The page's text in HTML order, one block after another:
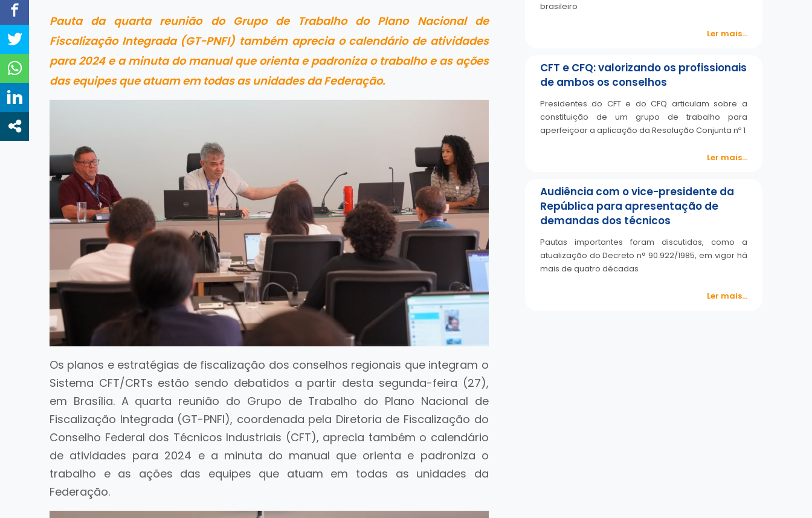
Pauta da quarta reunião do Grupo de Trabalho do Plano Nacional de
Fiscalização Integrada (GT-PNFI) também aprecia o calendário de atividades
para 2024 e a minuta do manual que orienta e padroniza o trabalho e as ações
das equipes que atuam em todas as unidades da Federação.
Os planos e estratégias de fiscalização dos conselhos regionais que integram o
Sistema CFT/CRTs estão sendo debatidos a partir desta segunda-feira (27),
em Brasília. A quarta reunião do Grupo de Trabalho do Plano Nacional de
Fiscalização Integrada (GT-PNFI), coordenada pela Diretoria de Fiscalização do
Conselho Federal dos Técnicos Industriais (CFT), aprecia também o calendário
de atividades para 2024 e a minuta do manual que orienta e padroniza o
trabalho e as ações das equipes que atuam em todas as unidades da
Federação.
brasileiro
Ler mais...
CFT e CFQ: valorizando os profissionais
de ambos os conselhos
Presidentes do CFT e do CFQ articulam sobre a
constituição de um grupo de trabalho para
aperfeiçoar a aplicação da Resolução Conjunta nº 1
Ler mais...
Audiência com o vice-presidente da
República para apresentação de
demandas dos técnicos
Pautas importantes foram discutidas, como a
atualização do Decreto n° 90.922/1985, em vigor há
mais de quatro décadas
Ler mais...